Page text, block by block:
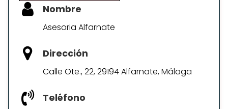
Nombre
Asesoria Alfarnate
Dirección
Calle Ote., 22, 29194 Alfarnate, Málaga
Teléfono